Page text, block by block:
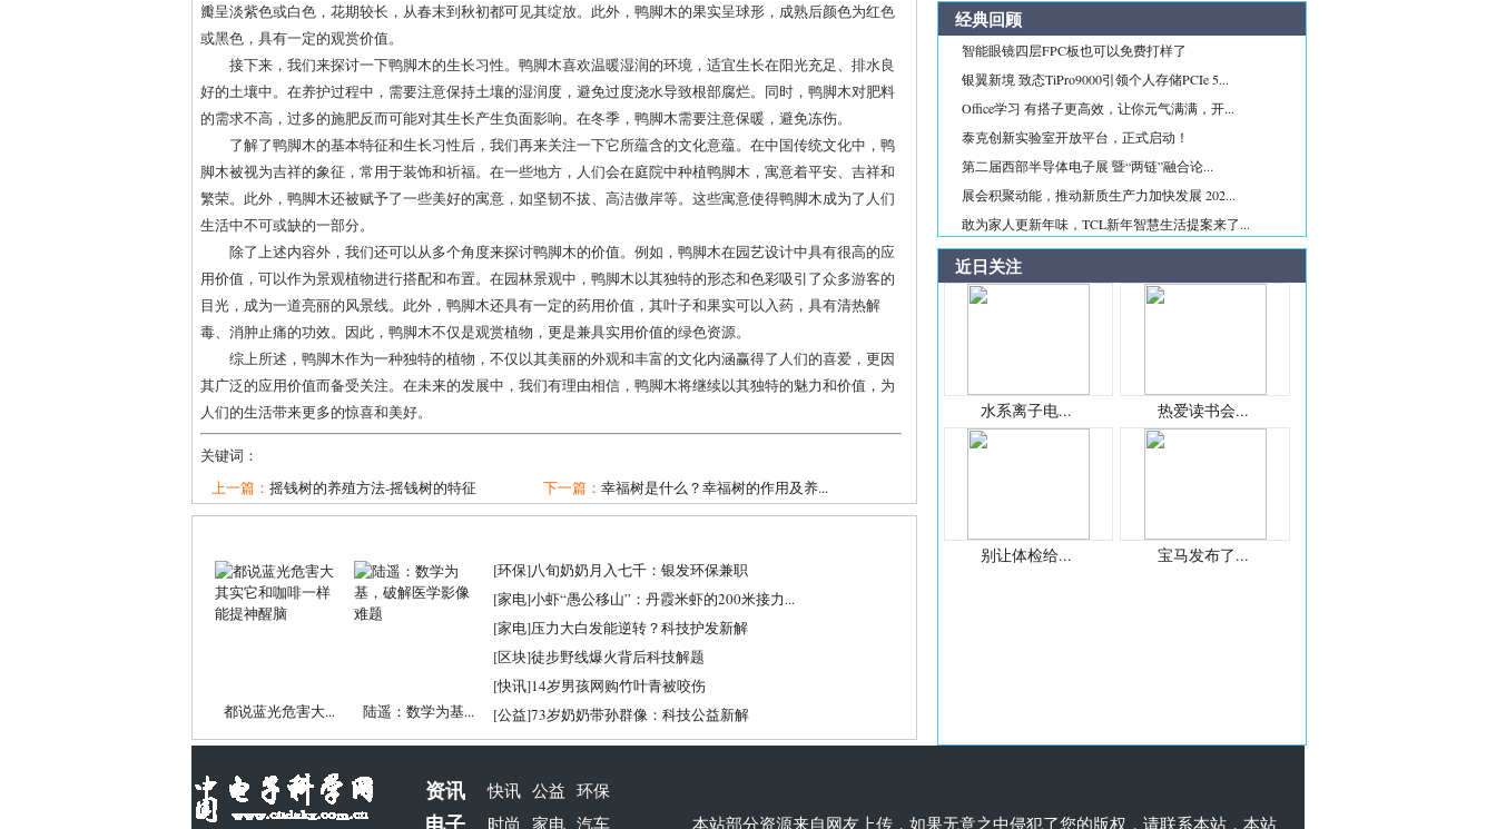
瓣呈淡紫色或白色，花期较长，从春末到秋初都可见其绽放。此外，鸭脚木的果实呈球形，成熟后颜色为红色
或黑色，具有一定的观赏价值。
接下来，我们来探讨一下鸭脚木的生长习性。鸭脚木喜欢温暖湿润的环境，适宜生长在阳光充足、排水良
好的土壤中。在养护过程中，需要注意保持土壤的湿润度，避免过度浇水导致根部腐烂。同时，鸭脚木对肥料
的需求不高，过多的施肥反而可能对其生长产生负面影响。在冬季，鸭脚木需要注意保暖，避免冻伤。
了解了鸭脚木的基本特征和生长习性后，我们再来关注一下它所蕴含的文化意蕴。在中国传统文化中，鸭
脚木被视为吉祥的象征，常用于装饰和祈福。在一些地方，人们会在庭院中种植鸭脚木，寓意着平安、吉祥和
繁荣。此外，鸭脚木还被赋予了一些美好的寓意，如坚韧不拔、高洁傲岸等。这些寓意使得鸭脚木成为了人们
生活中不可或缺的一部分。
除了上述内容外，我们还可以从多个角度来探讨鸭脚木的价值。例如，鸭脚木在园艺设计中具有很高的应
用价值，可以作为景观植物进行搭配和布置。在园林景观中，鸭脚木以其独特的形态和色彩吸引了众多游客的
目光，成为一道亮丽的风景线。此外，鸭脚木还具有一定的药用价值，其叶子和果实可以入药，具有清热解
毒、消肿止痛的功效。因此，鸭脚木不仅是观赏植物，更是兼具实用价值的绿色资源。
综上所述，鸭脚木作为一种独特的植物，不仅以其美丽的外观和丰富的文化内涵赢得了人们的喜爱，更因
其广泛的应用价值而备受关注。在未来的发展中，我们有理由相信，鸭脚木将继续以其独特的魅力和价值，为
人们的生活带来更多的惊喜和美好。
关键词：
上一篇： 摇钱树的养殖方法-摇钱树的特征 下一篇： 幸福树是什么？幸福树的作用及养...
都说蓝光危害大... 陆遥：数学为基...
[环保]八旬奶奶月入七千：银发环保兼职
[家电]小虾“愚公移山”：丹霞米虾的200米接力...
[家电]压力大白发能逆转？科技护发新解
[区块]徒步野线爆火背后科技解题
[快讯]14岁男孩网购竹叶青被咬伤
[公益]73岁奶奶带孙群像：科技公益新解
经典回顾
智能眼镜四层FPC板也可以免费打样了
银翼新境 致态TiPro9000引领个人存储PCIe 5...
Office学习 有搭子更高效，让你元气满满，开...
泰克创新实验室开放平台，正式启动！
第二届西部半导体电子展 暨“两链”融合论...
展会积聚动能，推动新质生产力加快发展 202...
敢为家人更新年味，TCL新年智慧生活提案来了...
近日关注
水系离子电... 热爱读书会...
别让体检给... 宝马发布了...
资讯 快讯 公益 环保
时尚 家电 汽车 本站部分资源来自网友上传，如果无意之中侵犯了您的版权，请联系本站，本站